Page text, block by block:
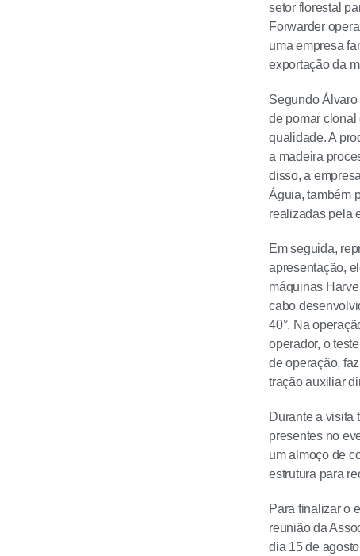
setor florestal
Forwarder
uma empresa
exportação da
Segundo Álvaro
de pomar clonal
qualidade. A
a madeira
disso, a
Águia, também
realizadas pela
Em seguida,
apresentação,
máquinas
cabo
40°. Na
operador, o
de operação,
tração auxiliar
Durante a visita
presentes no
um almoço de
estrutura para
Para finalizar o
reunião da
dia 15 de